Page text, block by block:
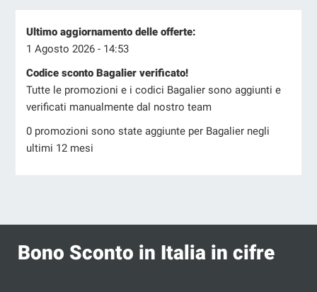
Ultimo aggiornamento delle offerte:
1 Agosto 2026 - 14:53
Codice sconto Bagalier verificato!
Tutte le promozioni e i codici Bagalier sono aggiunti e
verificati manualmente dal nostro team
0 promozioni sono state aggiunte per Bagalier negli
ultimi 12 mesi
Bono Sconto in Italia in cifre